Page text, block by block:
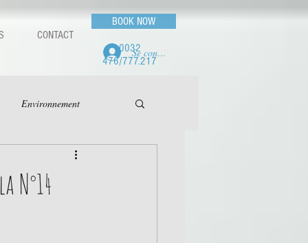
CONTACT
BOOK NOW
0032
476/777.217
Se connecter
Environnement
N°14